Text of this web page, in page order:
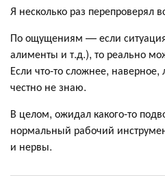
Я несколько раз перепроверял
По ощущениям — если
алименты и т.д.), то реально
Если что-то сложнее, наверное,
честно не знаю.
В целом, ожидал какого-то
нормальный рабочий
и нервы.